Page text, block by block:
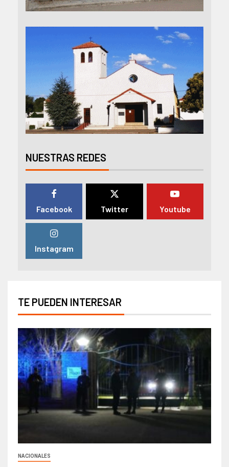
NUESTRAS REDES
Facebook Twitter Youtube
Instagram
TE PUEDEN INTERESAR
NACIONALES